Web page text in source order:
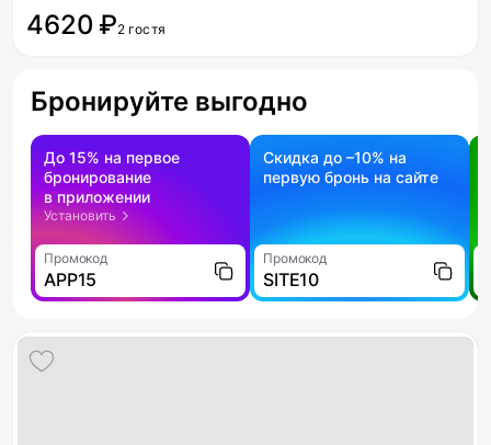
4620 ₽2 гостя
Бронируйте выгодно
До 15% на первое
бронирование
в приложении
Установить
Промокод
APP15
Скидка до –10% на
первую бронь на сайте
Промокод
SITE10